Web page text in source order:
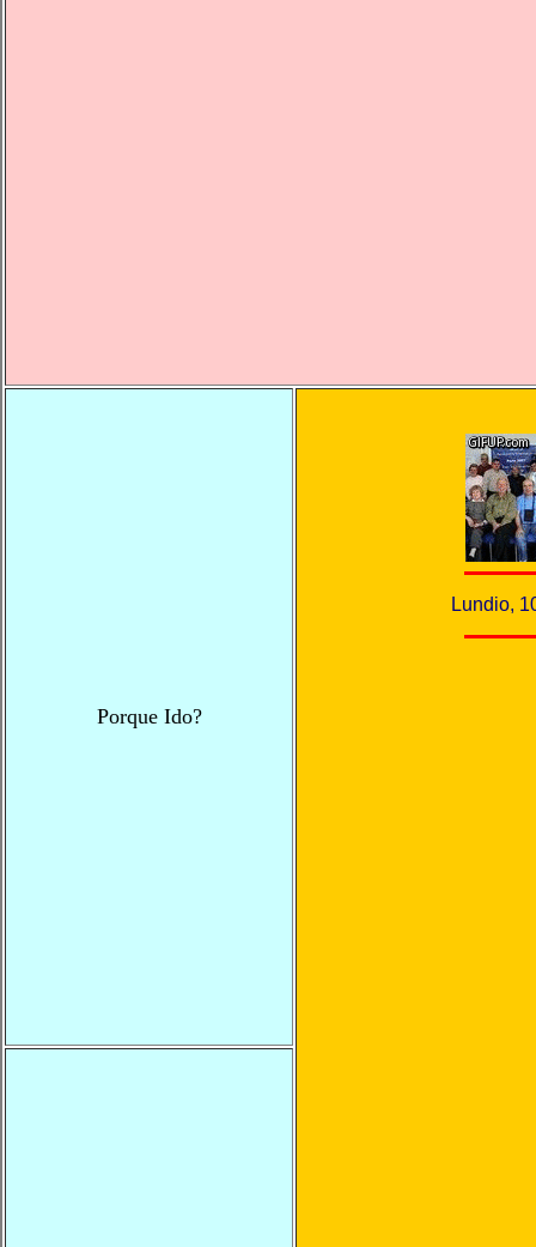
Porque Ido?
Lundio,